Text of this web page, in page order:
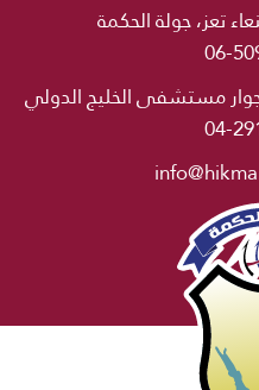
تعز، جولة الحكمة
06-
جوار مستشفى الخليج الدولي
04-